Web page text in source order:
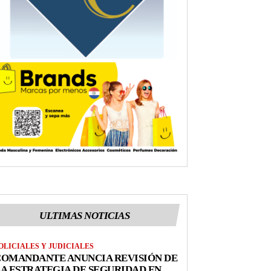
ULTIMAS NOTICIAS
Y JUDICIALES
ANUNCIA REVISIÓN DE